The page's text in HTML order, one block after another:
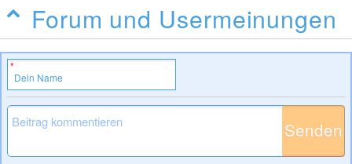
Forum und Usermeinungen
Senden